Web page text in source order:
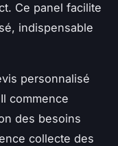
Ce panel facilite
indispensable
personnalisé
commence
des besoins
collecte des